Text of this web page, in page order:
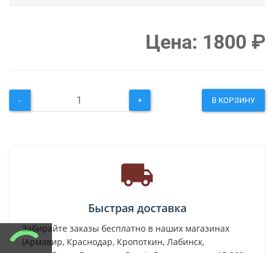
Цена: 1800 ₽
- + В КОРЗИНУ
Быстрая доставка
Забирайте заказы бесплатно в наших магазинах
(Армавир, Краснодар, Кропоткин, Лабинск,